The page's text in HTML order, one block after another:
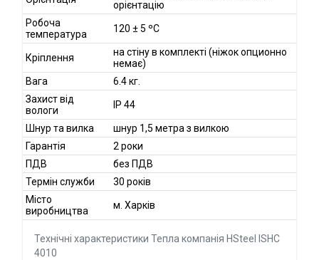
Технічні характеристики Тепла компанія HSteel ISHC
4010
орієнтацію
Робоча
температура
120 ± 5 ºC
Кріплення
на стіну в комплекті (ніжок опционно
немає)
Вага
6.4 кг.
Захист від
вологи
IP 44
Шнур та вилка
шнур 1,5 метра з вилкою
Гарантія
2 роки
ПДВ
без ПДВ
Термін служби
30 років
Місто
виробництва
м. Харків